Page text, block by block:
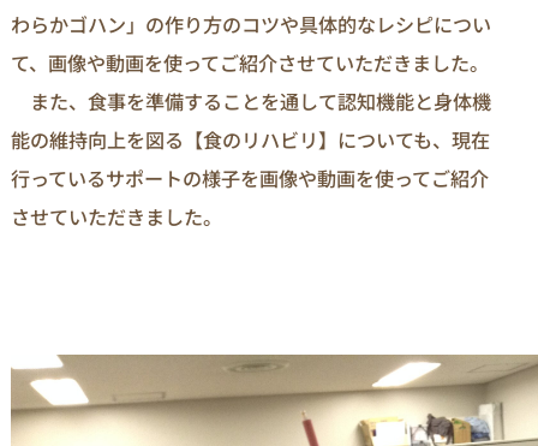
わらかゴハン」の作り方のコツや具体的なレシピについ
て、画像や動画を使ってご紹介させていただきました。
また、食事を準備することを通して認知機能と身体機
能の維持向上を図る【食のリハビリ】についても、現在
行っているサポートの様子を画像や動画を使ってご紹介
させていただきました。